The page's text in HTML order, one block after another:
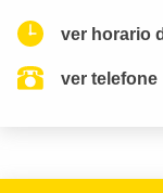
ver horario
ver telefone